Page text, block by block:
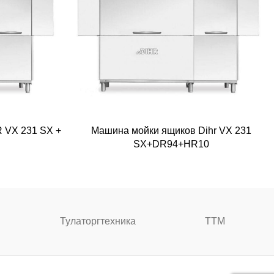
231 SX +
Машина мойки ящиков Dihr VX 231
SX+DR94+HR10
Тулаторгтехника ТТМ